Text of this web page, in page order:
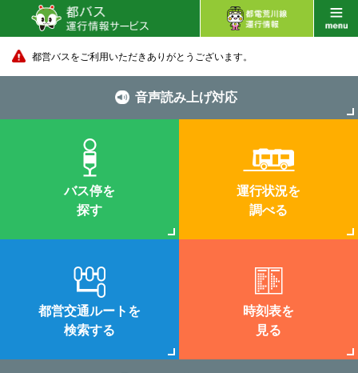
都営バスをご利用いただきありがとうございます。
音声読み上げ対応
バス停を
探す
運行状況を
調べる
都営交通ルートを
検索する
時刻表を
見る